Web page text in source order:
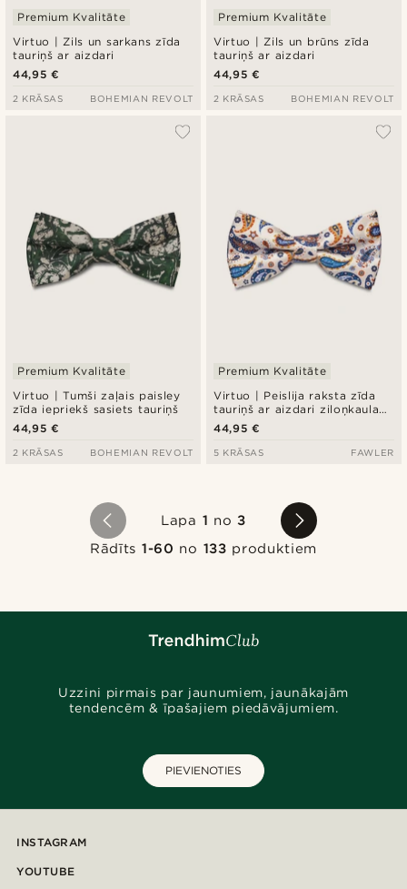
Virtuo | Zils un sarkans zīda
tauriņš ar aizdari
Premium Kvalitāte
44,95 €
2 KRĀSAS BOHEMIAN REVOLT
Virtuo | Zils un brūns zīda
tauriņš ar aizdari
Premium Kvalitāte
44,95 €
2 KRĀSAS BOHEMIAN REVOLT
Virtuo | Tumši zaļais paisley
zīda iepriekš sasiets tauriņš
Premium Kvalitāte
44,95 €
2 KRĀSAS BOHEMIAN REVOLT
Virtuo | Peislija raksta zīda
tauriņš ar aizdari ziloņkaula
krāsā
Premium Kvalitāte
44,95 €
5 KRĀSAS FAWLER
Lapa 1 no3
Rādīts 1-60 no 133 produktiem
Uzzini pirmais par jaunumiem, jaunākajām
tendencēm & īpašajiem piedāvājumiem.
PIEVIENOTIES
INSTAGRAM
YOUTUBE